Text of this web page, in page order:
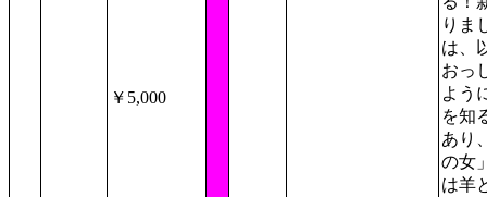
￥5,000
りま
は、
おっ
よう
を知
あり
の女
は羊